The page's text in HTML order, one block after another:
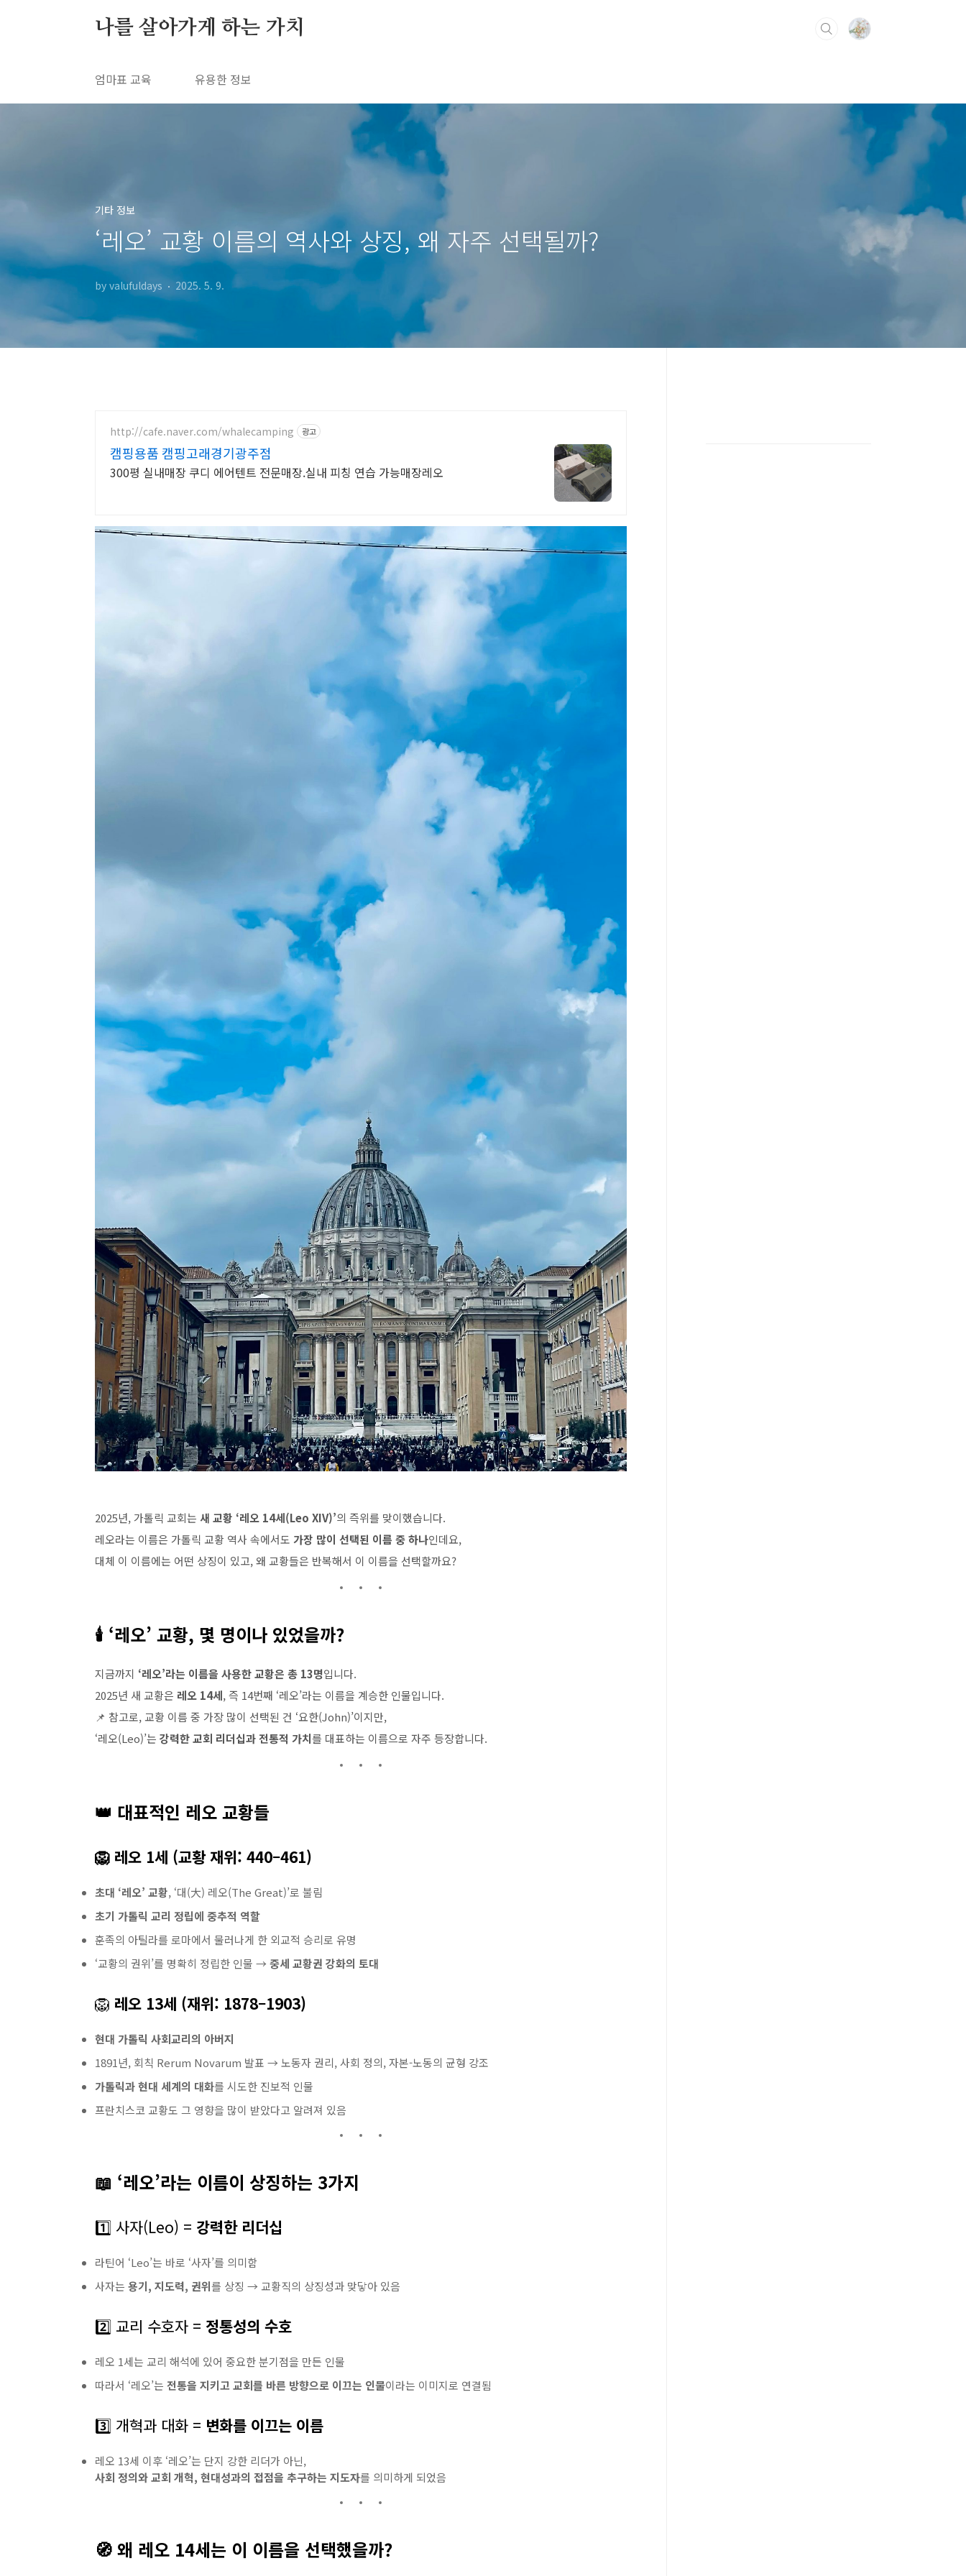
나를 살아가게 하는 가치
엄마표 교육 유용한 정보
기타 정보
‘레오’ 교황 이름의 역사와 상징, 왜 자주 선택될까?
by valufuldays 2025. 5. 9.
http://cafe.naver.com/whalecamping 광고
캠핑용품 캠핑고래경기광주점
300평 실내매장 쿠디 에어텐트 전문매장.실내 피칭 연습 가능매장레오
2025년, 가톨릭 교회는 새 교황 ‘레오 14세(Leo XIV)’의 즉위를 맞이했습니다.
레오라는 이름은 가톨릭 교황 역사 속에서도 가장 많이 선택된 이름 중 하나인데요,
대체 이 이름에는 어떤 상징이 있고, 왜 교황들은 반복해서 이 이름을 선택할까요?
🕯️ ‘레오’ 교황, 몇 명이나 있었을까?
지금까지 ‘레오’라는 이름을 사용한 교황은 총 13명입니다.
2025년 새 교황은 레오 14세, 즉 14번째 ‘레오’라는 이름을 계승한 인물입니다.
📌 참고로, 교황 이름 중 가장 많이 선택된 건 ‘요한(John)’이지만,
‘레오(Leo)’는 강력한 교회 리더십과 전통적 가치를 대표하는 이름으로 자주 등장합니다.
👑 대표적인 레오 교황들
🦁 레오 1세 (교황 재위: 440–461)
초대 ‘레오’ 교황, ‘대(大) 레오(The Great)’로 불림
초기 가톨릭 교리 정립에 중추적 역할
훈족의 아틸라를 로마에서 물러나게 한 외교적 승리로 유명
‘교황의 권위’를 명확히 정립한 인물 →중세 교황권 강화의 토대
🦁 레오 13세 (재위: 1878–1903)
현대 가톨릭 사회교리의 아버지
1891년, 회칙 Rerum Novarum 발표 → 노동자 권리, 사회 정의, 자본-노동의 균형 강조
가톨릭과 현대 세계의 대화를 시도한 진보적 인물
프란치스코 교황도 그 영향을 많이 받았다고 알려져 있음
📖 ‘레오’라는 이름이 상징하는 3가지
1️⃣ 사자(Leo) = 강력한 리더십
라틴어 ‘Leo’는 바로 ‘사자’를 의미함
사자는 용기, 지도력, 권위를 상징 → 교황직의 상징성과 맞닿아 있음
2️⃣ 교리 수호자 = 정통성의 수호
레오 1세는 교리 해석에 있어 중요한 분기점을 만든 인물
따라서 ‘레오’는 전통을 지키고 교회를 바른 방향으로 이끄는 인물이라는 이미지로 연결됨
3️⃣ 개혁과 대화 = 변화를 이끄는 이름
레오 13세 이후 ‘레오’는 단지 강한 리더가 아닌,
사회 정의와 교회 개혁, 현대성과의 접점을 추구하는 지도자를 의미하게 되었음
🧭 왜 레오 14세는 이 이름을 선택했을까?